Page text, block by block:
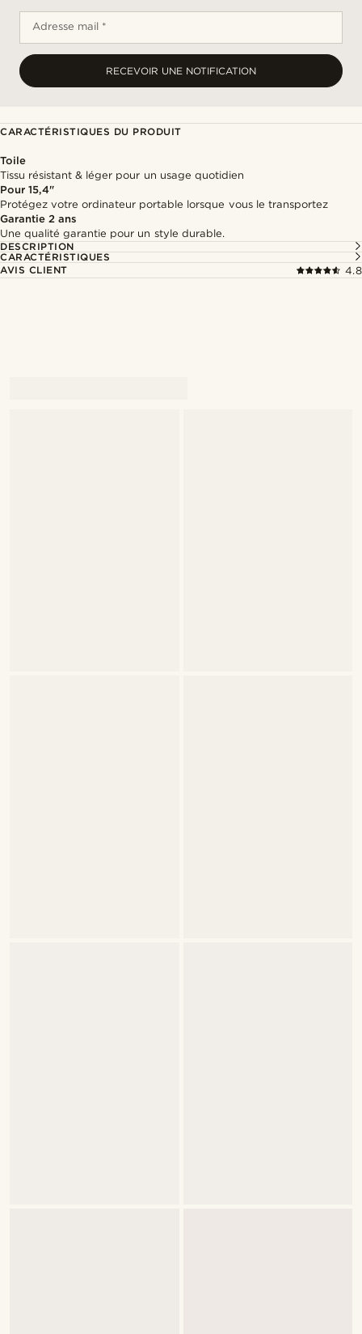
Adresse mail *
RECEVOIR UNE NOTIFICATION
CARACTÉRISTIQUES DU PRODUIT
Toile
Tissu résistant & léger pour un usage quotidien
Pour 15,4"
Protégez votre ordinateur portable lorsque vous le transportez
Garantie 2 ans
Une qualité garantie pour un style durable.
DESCRIPTION
CARACTÉRISTIQUES
AVIS CLIENT
4.8